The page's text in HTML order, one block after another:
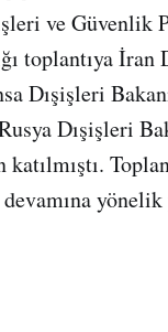
ve
toplantıya
Dışişleri
Dışişleri